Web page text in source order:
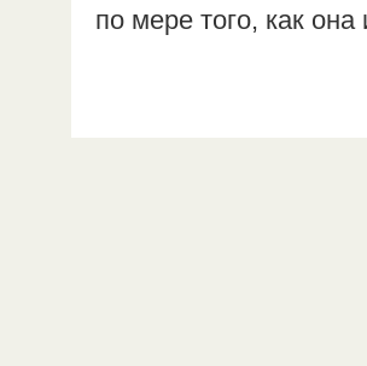
по мере того, как